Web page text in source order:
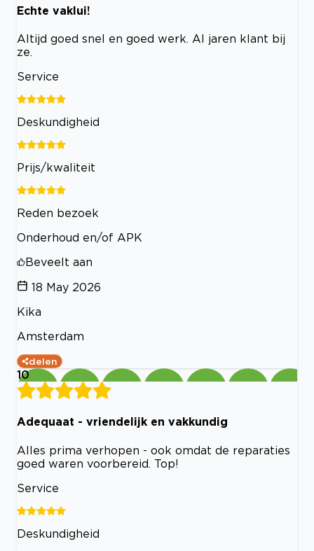
Echte vaklui!
Altijd goed snel en goed werk. Al jaren klant bij
ze.
Service
Deskundigheid
Prijs/kwaliteit
Reden bezoek
Onderhoud en/of APK
Beveelt aan
18 May 2026
Kika
Amsterdam
delen
10
Adequaat - vriendelijk en vakkundig
Alles prima verhopen - ook omdat de reparaties
goed waren voorbereid. Top!
Service
Deskundigheid